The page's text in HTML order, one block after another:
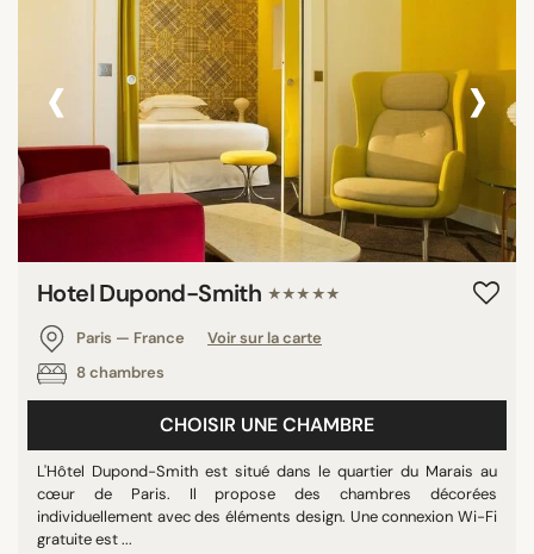
‹ ›
Hotel Dupond-Smith ★★★★★
Paris — France
Voir sur la carte
8 chambres
CHOISIR UNE CHAMBRE
L'Hôtel Dupond-Smith est situé dans le quartier du Marais au
cœur de Paris. Il propose des chambres décorées
individuellement avec des éléments design. Une connexion Wi-Fi
gratuite est ...